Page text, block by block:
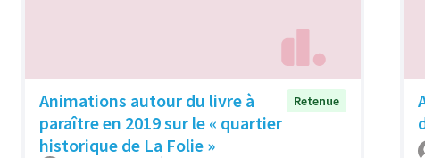
Animations autour du livre à
paraître en 2019 sur le « quartier
historique de La Folie »
Retenue